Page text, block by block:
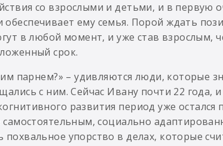
со взрослыми и детьми, и в первую
ему семья. Порой ждать
в любой момент, и уже став взрослым,
срок.
парнем?» – удивляются люди, которые
с ним. Сейчас Ивану почти 22 года, и
развития период уже
самостоятельным, социально
похвальное упорство в делах, которые